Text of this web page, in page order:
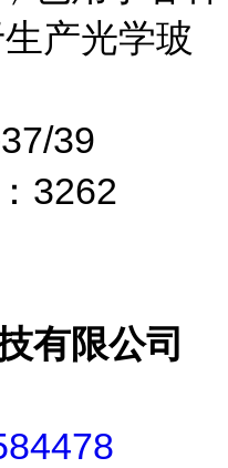
产光学玻
39
3262
有限公司